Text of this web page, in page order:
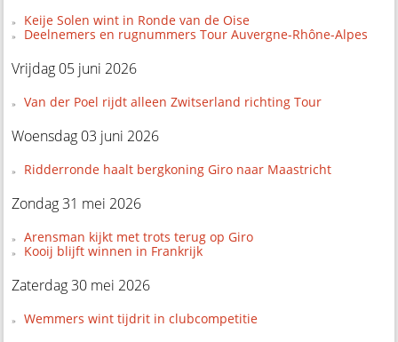
Keije Solen wint in Ronde van de Oise
Deelnemers en rugnummers Tour Auvergne-Rhône-Alpes
Vrijdag 05 juni 2026
Van der Poel rijdt alleen Zwitserland richting Tour
Woensdag 03 juni 2026
Ridderronde haalt bergkoning Giro naar Maastricht
Zondag 31 mei 2026
Arensman kijkt met trots terug op Giro
Kooij blijft winnen in Frankrijk
Zaterdag 30 mei 2026
Wemmers wint tijdrit in clubcompetitie